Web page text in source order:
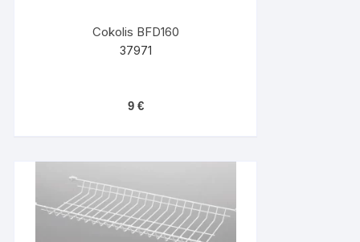
Cokolis BFD160
37971
9 €